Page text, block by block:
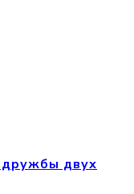
дружбы двух